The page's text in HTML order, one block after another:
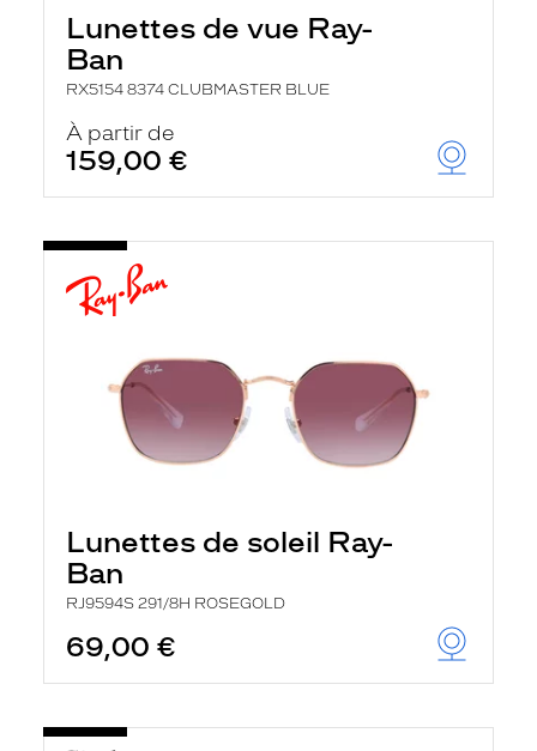
Lunettes de vue Ray-
Ban
RX5154 8374 CLUBMASTER BLUE
À partir de
159,00 €
Lunettes de soleil Ray-
Ban
RJ9594S 291/8H ROSEGOLD
69,00 €